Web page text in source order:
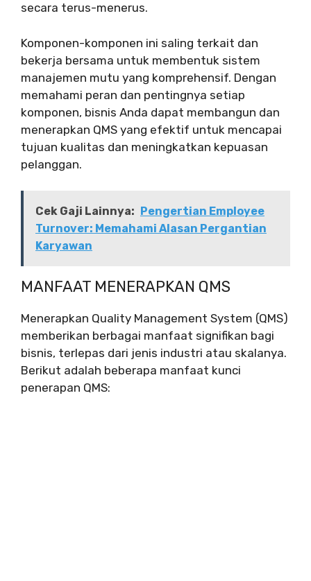
secara terus-menerus.
Komponen-komponen ini saling terkait dan
bekerja bersama untuk membentuk sistem
manajemen mutu yang komprehensif. Dengan
memahami peran dan pentingnya setiap
komponen, bisnis Anda dapat membangun dan
menerapkan QMS yang efektif untuk mencapai
tujuan kualitas dan meningkatkan kepuasan
pelanggan.
Cek Gaji Lainnya:
Pengertian Employee
Turnover: Memahami Alasan Pergantian
Karyawan
MANFAAT MENERAPKAN QMS
Menerapkan Quality Management System (QMS)
memberikan berbagai manfaat signifikan bagi
bisnis, terlepas dari jenis industri atau skalanya.
Berikut adalah beberapa manfaat kunci
penerapan QMS: